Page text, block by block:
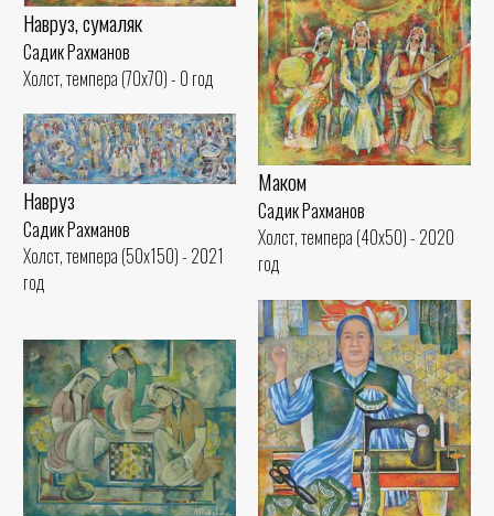
Навруз, сумаляк
Садик Рахманов
Холст, темпера (70x70) - 0 год
Маком
Садик Рахманов
Холст, темпера (40x50) - 2020
год
Навруз
Садик Рахманов
Холст, темпера (50x150) - 2021
год